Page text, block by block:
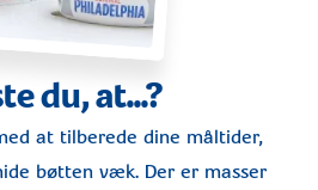
du, at...?
at tilberede dine måltider,
bøtten væk. Der er masser